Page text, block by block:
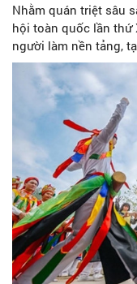
Nhằm quán triệt sâu
hội toàn quốc lần thứ
người làm nền tảng,
mạnh mẽ cho sự
Thị Thanh Trà đã ký
hoạch tổ chức “Ngày
2030. Quyết định
NQ/TW ngày 07
đó chính thức lựa
Văn hóa Việt Nam”.